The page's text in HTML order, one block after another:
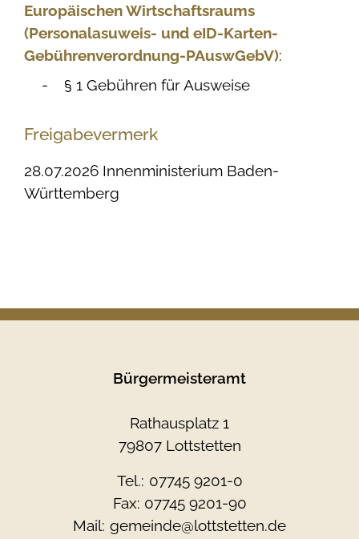
Europäischen Wirtschaftsraums
(Personalasuweis- und eID-Karten-
Gebührenverordnung-PAuswGebV):
§ 1 Gebühren für Ausweise
Freigabevermerk
28.07.2026 Innenministerium Baden-
Württemberg
Bürgermeisteramt
Rathausplatz 1
79807 Lottstetten
Tel.: 07745 9201-0
Fax: 07745 9201-90
Mail: gemeinde@lottstetten.de